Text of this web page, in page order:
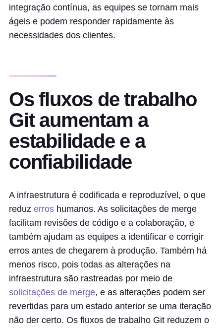
integração contínua, as equipes se tornam mais
ágeis e podem responder rapidamente às
necessidades dos clientes.
Os fluxos de trabalho
Git aumentam a
estabilidade e a
confiabilidade
A infraestrutura é codificada e reproduzível, o que
reduz erros humanos. As solicitações de merge
facilitam revisões de código e a colaboração, e
também ajudam as equipes a identificar e corrigir
erros antes de chegarem à produção. Também há
menos risco, pois todas as alterações na
infraestrutura são rastreadas por meio de
solicitações de merge, e as alterações podem ser
revertidas para um estado anterior se uma iteração
não der certo. Os fluxos de trabalho Git reduzem o